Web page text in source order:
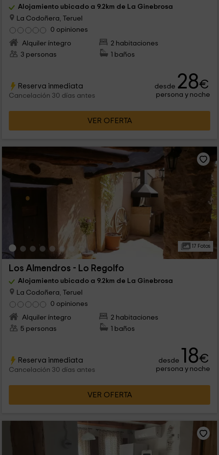
Alojamiento ubicado a 9.2km de La Ginebrosa
La Codoñera, Teruel
0 opiniones
Alquiler íntegro
2 habitaciones
3 personas
1 baños
Reserva inmediata
Cancelación 30 días antes
desde 28€
persona y noche
VER OFERTA
17 Fotos
Los Almendros - Lo Regolfo
Alojamiento ubicado a 9.2km de La Ginebrosa
La Codoñera, Teruel
0 opiniones
Alquiler íntegro
2 habitaciones
5 personas
1 baños
Reserva inmediata
Cancelación 30 días antes
desde 18€
persona y noche
VER OFERTA